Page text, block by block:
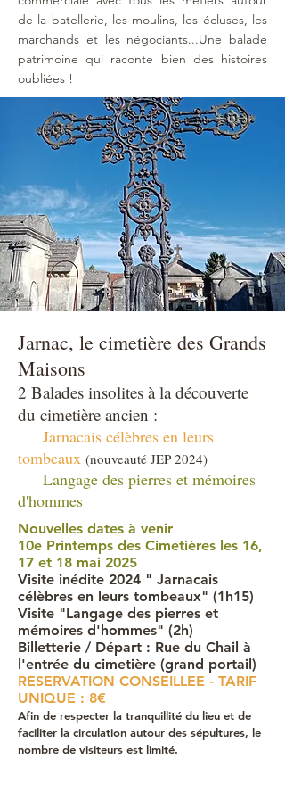
de la batellerie, les moulins, les écluses, les
marchands et les négociants...Une balade
patrimoine qui raconte bien des histoires
oubliées !
Jarnac, le cimetière des Grands
Maisons
2 Balades insolites à la découverte
du cimetière ancien :
Jarnacais célèbres en leurs
tombeaux (nouveauté JEP 2024)
Langage des pierres et mémoires
d'hommes
Nouvelles dates à venir
10e Printemps des Cimetières les 16,
17 et 18 mai 2025
Visite inédite 2024 " Jarnacais
célèbres en leurs tombeaux" (1h15)
Visite "Langage des pierres et
mémoires d'hommes" (2h)
Billetterie / Départ : Rue du Chail à
l'entrée du cimetière (grand portail)
RESERVATION CONSEILLEE - TARIF
UNIQUE : 8€
Afin de respecter la tranquillité du lieu et de
faciliter la circulation autour des sépultures, le
nombre de visiteurs est limité.